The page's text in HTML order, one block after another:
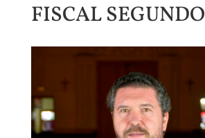
FISCAL SEGUNDO